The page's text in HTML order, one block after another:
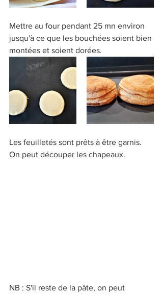
Mettre au four pendant 25 mn environ
jusqu'à ce que les bouchées soient bien
montées et soient dorées.
Les feuilletés sont prêts à être garnis.
On peut découper les chapeaux.
NB : S'il reste de la pâte, on peut